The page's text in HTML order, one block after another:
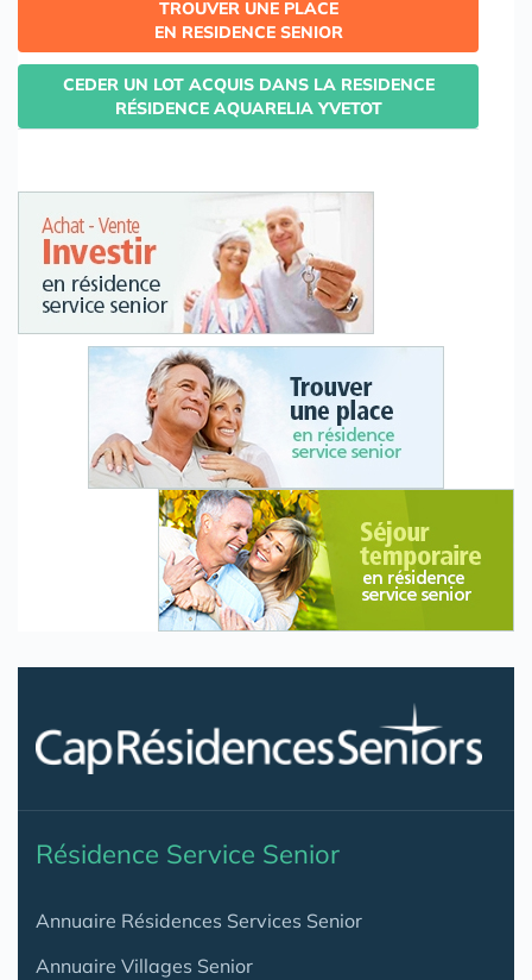
TROUVER UNE PLACE
EN RESIDENCE SENIOR
CEDER UN LOT ACQUIS DANS LA RESIDENCE
RÉSIDENCE AQUARELIA YVETOT
Résidence Service Senior
Annuaire Résidences Services Senior
Annuaire Villages Senior